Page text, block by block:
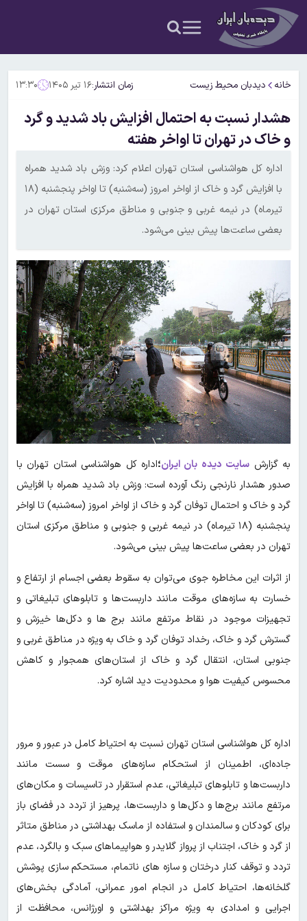
خانه دیدبان محیط زیست زمان انتشار:۱۶ تیر ۱۴۰۵ ۱۳:۳۰
هشدار نسبت به احتمال افزایش باد شدید و گرد
و خاک در تهران تا اواخر هفته
اداره کل هواشناسی استان تهران اعلام کرد: وزش باد شدید همراه
با افزایش گرد و خاک از اواخر امروز (سه‌شنبه) تا اواخر پنجشنبه (۱۸
تیرماه) در نیمه غربی و جنوبی و مناطق مرکزی استان تهران در
بعضی ساعت‌ها پیش بینی می‌شود.
به گزارش سایت دیده بان ایران؛اداره کل هواشناسی استان تهران با
صدور هشدار نارنجی‌ رنگ آورده است: وزش باد شدید همراه با افزایش
گرد و خاک و احتمال توفان گرد و خاک از اواخر امروز (سه‌شنبه) تا اواخر
پنجشنبه (۱۸ تیرماه) در نیمه غربی و جنوبی و مناطق مرکزی استان
تهران در بعضی ساعت‌ها پیش بینی می‌شود.
از اثرات این مخاطره جوی می‌توان به سقوط بعضی اجسام از ارتفاع و
خسارت به سازه‌های موقت مانند داربست‌ها و تابلوهای تبلیغاتی و
تجهیزات موجود در نقاط مرتفع مانند برج ها و دکل‌ها خیزش و
گسترش گرد و خاک، رخداد توفان گرد و خاک به ویژه در مناطق غربی و
جنوبی استان، انتقال گرد و خاک از استان‌های همجوار و کاهش
محسوس کیفیت هوا و محدودیت دید اشاره کرد.
اداره کل هواشناسی استان تهران نسبت به احتیاط کامل در عبور و مرور
جاده‌ای، اطمینان از استحکام سازه‌های موقت و سست مانند
داربست‌ها و تابلوهای تبلیغاتی، عدم استقرار در تاسیسات و مکان‌های
مرتفع مانند برج‌ها و دکل‌ها و داربست‌ها، پرهیز از تردد در فضای باز
برای کودکان و سالمندان و استفاده از ماسک بهداشتی در مناطق متاثر
از گرد و خاک، اجتناب از پرواز گلایدر و هواپیماهای سبک و بالگرد، عدم
تردد و توقف کنار درختان و سازه های ناتمام، مستحکم سازی پوشش
گلخانه‌ها، احتیاط کامل در انجام امور عمرانی، آمادگی بخش‌های
اجرایی و امدادی به ویژه مراکز بهداشتی و اورژانس، محافظت از